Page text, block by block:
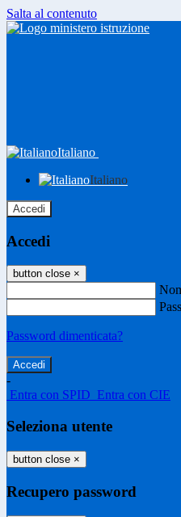
Salta al contenuto
Italiano
Italiano
Accedi
Accedi
button close ×
Password dimenticata?
-
Entra con SPID Entra con CIE
Seleziona utente
button close ×
Recupero password